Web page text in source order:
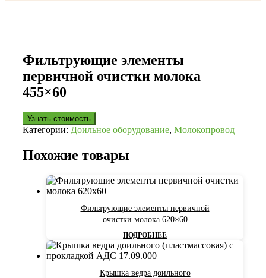
Фильтрующие элементы
первичной очистки молока
455×60
Узнать стоимость
Категории: Доильное оборудование, Молокопровод
Похожие товары
Фильтрующие элементы первичной
очистки молока 620×60
ПОДРОБНЕЕ
Крышка ведра доильного